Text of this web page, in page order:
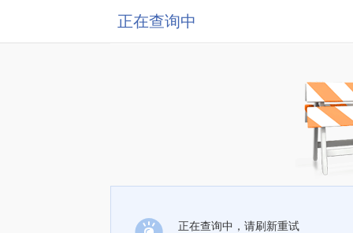
正在查询中
正在查询中，请刷新重试